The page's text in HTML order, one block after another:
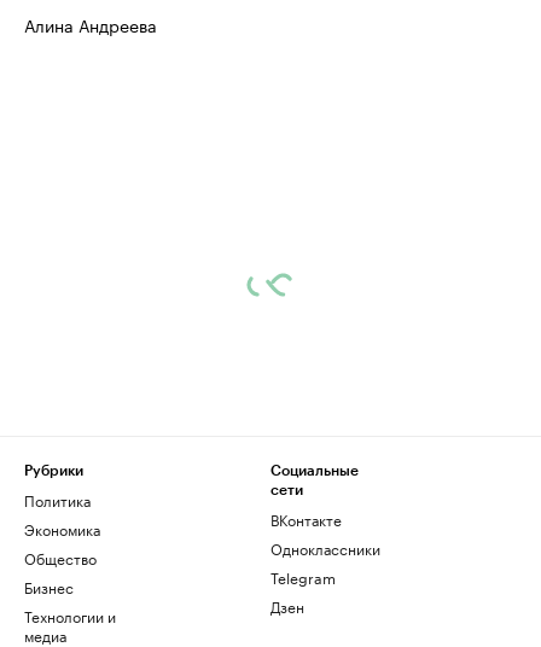
Алина Андреева
Рубрики
Политика
Экономика
Общество
Бизнес
Технологии и
медиа
Социальные
сети
ВКонтакте
Одноклассники
Telegram
Дзен